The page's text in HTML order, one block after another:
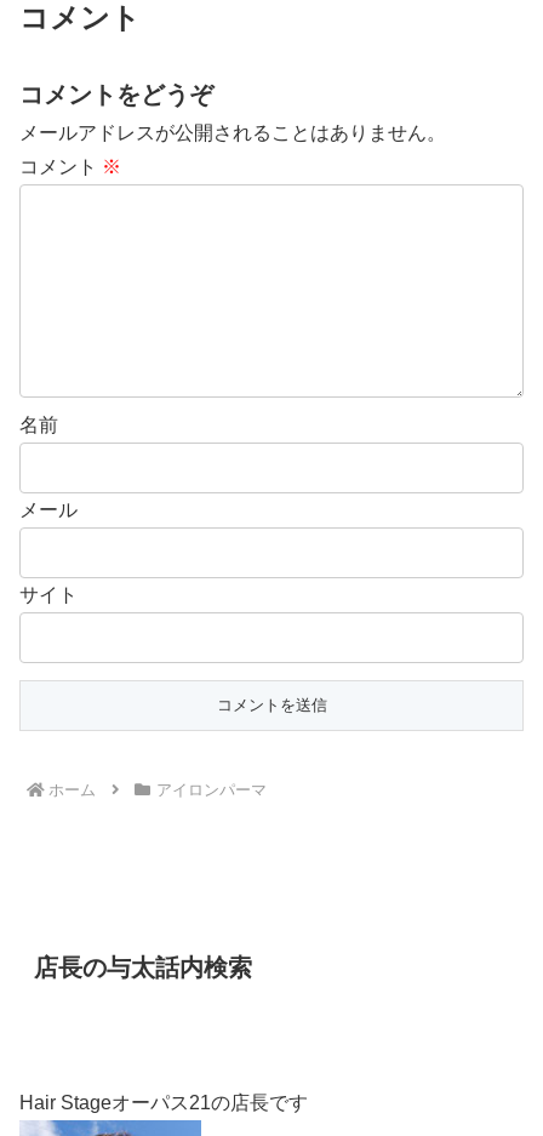
コメント
コメントをどうぞ
メールアドレスが公開されることはありません。
コメント ※
名前
メール
サイト
ホーム アイロンパーマ
店長の与太話内検索
Hair Stageオーパス21の店長です